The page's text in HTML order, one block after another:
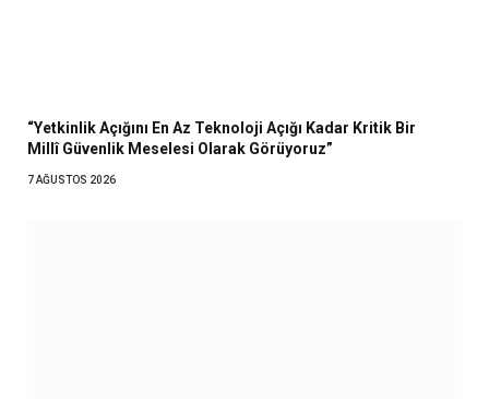
“Yetkinlik Açığını En Az Teknoloji Açığı Kadar Kritik Bir
Millî Güvenlik Meselesi Olarak Görüyoruz”
7 AĞUSTOS 2026